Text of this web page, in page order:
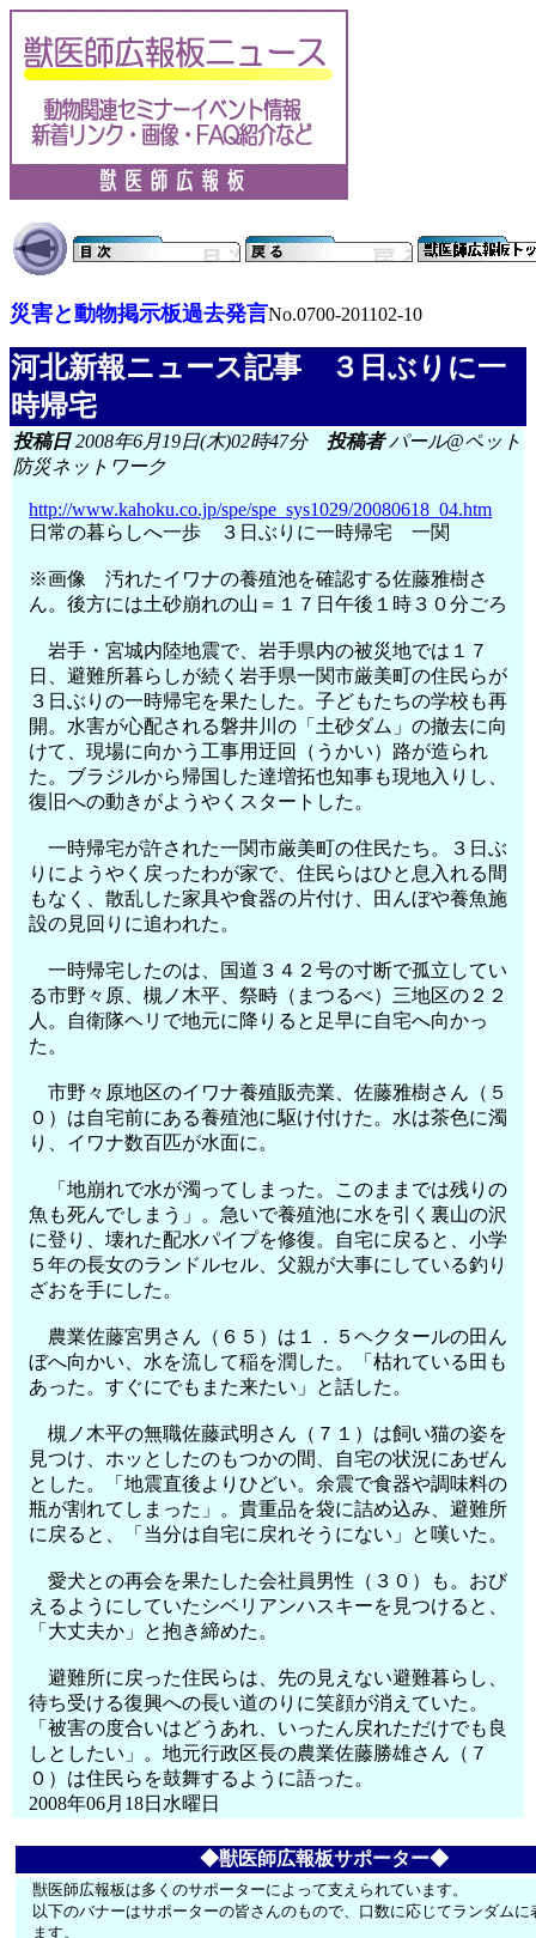
災害と動物掲示板過去発言No.0700-201102-10
河北新報ニュース記事 ３日ぶりに一
時帰宅
投稿日2008年6月19日(木)02時47分 投稿者パール@ペット
防災ネットワーク
http://www.kahoku.co.jp/spe/spe_sys1029/20080618_04.htm
日常の暮らしへ一歩 ３日ぶりに一時帰宅 一関
※画像 汚れたイワナの養殖池を確認する佐藤雅樹さ
ん。後方には土砂崩れの山＝１７日午後１時３０分ごろ
岩手・宮城内陸地震で、岩手県内の被災地では１７
日、避難所暮らしが続く岩手県一関市厳美町の住民らが
３日ぶりの一時帰宅を果たした。子どもたちの学校も再
開。水害が心配される磐井川の「土砂ダム」の撤去に向
けて、現場に向かう工事用迂回（うかい）路が造られ
た。ブラジルから帰国した達増拓也知事も現地入りし、
復旧への動きがようやくスタートした。
一時帰宅が許された一関市厳美町の住民たち。３日ぶ
りにようやく戻ったわが家で、住民らはひと息入れる間
もなく、散乱した家具や食器の片付け、田んぼや養魚施
設の見回りに追われた。
一時帰宅したのは、国道３４２号の寸断で孤立してい
る市野々原、槻ノ木平、祭畤（まつるべ）三地区の２２
人。自衛隊ヘリで地元に降りると足早に自宅へ向かっ
た。
市野々原地区のイワナ養殖販売業、佐藤雅樹さん（５
０）は自宅前にある養殖池に駆け付けた。水は茶色に濁
り、イワナ数百匹が水面に。
「地崩れで水が濁ってしまった。このままでは残りの
魚も死んでしまう」。急いで養殖池に水を引く裏山の沢
に登り、壊れた配水パイプを修復。自宅に戻ると、小学
５年の長女のランドルセル、父親が大事にしている釣り
ざおを手にした。
農業佐藤宮男さん（６５）は１．５ヘクタールの田ん
ぼへ向かい、水を流して稲を潤した。「枯れている田も
あった。すぐにでもまた来たい」と話した。
槻ノ木平の無職佐藤武明さん（７１）は飼い猫の姿を
見つけ、ホッとしたのもつかの間、自宅の状況にあぜん
とした。「地震直後よりひどい。余震で食器や調味料の
瓶が割れてしまった」。貴重品を袋に詰め込み、避難所
に戻ると、「当分は自宅に戻れそうにない」と嘆いた。
愛犬との再会を果たした会社員男性（３０）も。おび
えるようにしていたシベリアンハスキーを見つけると、
「大丈夫か」と抱き締めた。
避難所に戻った住民らは、先の見えない避難暮らし、
待ち受ける復興への長い道のりに笑顔が消えていた。
「被害の度合いはどうあれ、いったん戻れただけでも良
しとしたい」。地元行政区長の農業佐藤勝雄さん（７
０）は住民らを鼓舞するように語った。
2008年06月18日水曜日
◆獣医師広報板サポーター◆
獣医師広報板は多くのサポーターによって支えられています。
以下のバナーはサポーターの皆さんのもので、口数に応じてランダムに
ます。